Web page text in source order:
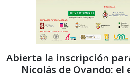
Abierta la inscripción
Nicolás de Ovando: el